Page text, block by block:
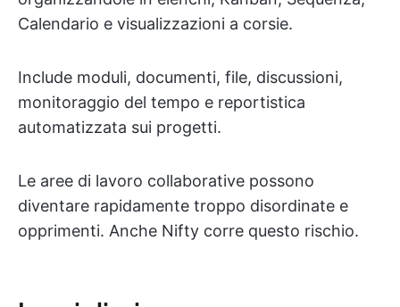
Calendario e visualizzazioni a corsie.
Include moduli, documenti, file, discussioni,
monitoraggio del tempo e reportistica
automatizzata sui progetti.
Le aree di lavoro collaborative possono
diventare rapidamente troppo disordinate e
opprimenti. Anche Nifty corre questo rischio.